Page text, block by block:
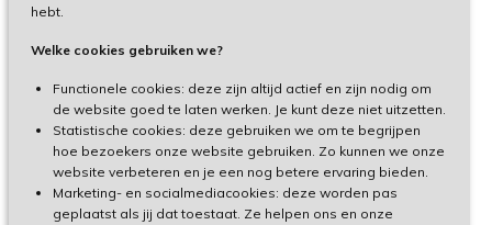
hebt.
Welke cookies gebruiken we?
Functionele cookies: deze zijn altijd actief en zijn nodig om
de website goed te laten werken. Je kunt deze niet uitzetten.
Statistische cookies: deze gebruiken we om te begrijpen
hoe bezoekers onze website gebruiken. Zo kunnen we onze
website verbeteren en je een nog betere ervaring bieden.
Marketing- en socialmediacookies: deze worden pas
geplaatst als jij dat toestaat. Ze helpen ons en onze
Toegankelijkheid
Cliëntenportaal
Medewerkersportaal